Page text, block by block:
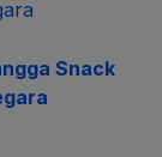
Snack